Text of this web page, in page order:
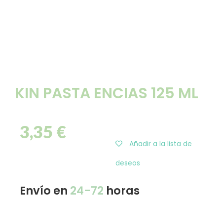
KIN PASTA ENCIAS 125 ML
3,35 €
Añadir a la lista de
deseos
Envío en 24-72 horas